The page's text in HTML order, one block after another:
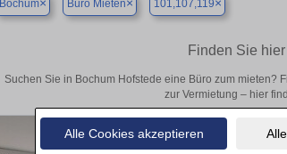
Alle Cookies akzeptieren
Bochum Büro Mieten 101,107,119
Finden Sie
Suchen Sie in Bochum Hofstede eine Büro zum
zur Vermietung – hier